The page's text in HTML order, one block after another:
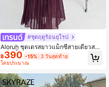
#ชุดฤดูร้อนยุโรป
Aloruh ชุดเดรสยาวแม็กซี่สายเดี่ยวสป
าเก็ตตี้ผ้าตาข่ายถักสีเบอร์กันดี ชุดเดรส
แขกรับเชิญงานแต่งงานที่หรูหราสำหรั
านปาร์ตี้เดทกลางคืนที่เป็นทางการและ
งานรับปริญญา
฿390 -15% 3 วันสุดท้าย
โดยประมาณ